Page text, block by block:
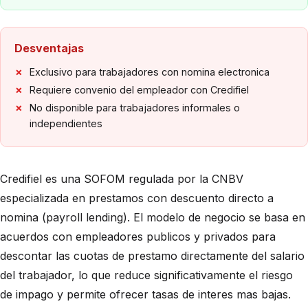
Desventajas
Exclusivo para trabajadores con nomina electronica
Requiere convenio del empleador con Credifiel
No disponible para trabajadores informales o
independientes
Credifiel es una SOFOM regulada por la CNBV
especializada en prestamos con descuento directo a
nomina (payroll lending). El modelo de negocio se basa en
acuerdos con empleadores publicos y privados para
descontar las cuotas de prestamo directamente del salario
del trabajador, lo que reduce significativamente el riesgo
de impago y permite ofrecer tasas de interes mas bajas.